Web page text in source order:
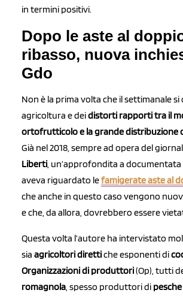
in termini positivi.
Dopo le aste al
ribasso, nuova
Gdo
Non è la prima volta che il settimanale si
agricoltura e deidistorti rapporti tra il
ortofrutticolo e la grande distribuzione
Già nel 2018, sempre ad opera del
Liberti , un’approfondita a
aveva riguardato lefamigerate aste al
che anche in questo caso vengono
e che, da allora, dovrebbero essere
Questa volta l’autore ha intervistato
sia agricoltoridirettiche esponenti di
Organizzazionidi produttori(Op), tutti
romagnola , spesso produttori di pesche